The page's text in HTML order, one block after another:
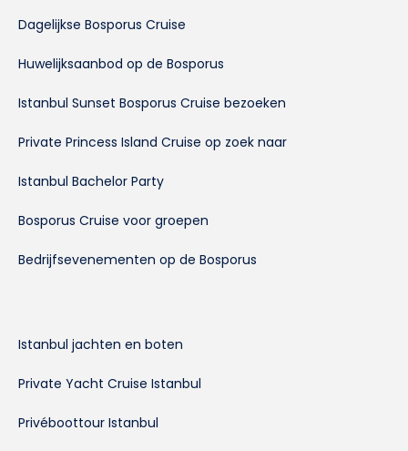
Dagelijkse Bosporus Cruise
Huwelijksaanbod op de Bosporus
Istanbul Sunset Bosporus Cruise bezoeken
Private Princess Island Cruise op zoek naar
Istanbul Bachelor Party
Bosporus Cruise voor groepen
Bedrijfsevenementen op de Bosporus
Istanbul jachten en boten
Private Yacht Cruise Istanbul
Privéboottour Istanbul